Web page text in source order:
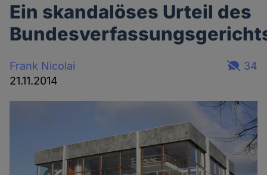
Ein skandalöses Urteil des
Frank Nicolai
21.11.2014
34